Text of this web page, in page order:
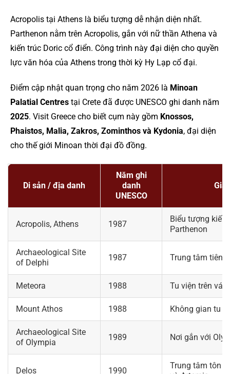
Acropolis tại Athens là biểu tượng dễ nhận diện nhất.
Parthenon nằm trên Acropolis, gắn với nữ thần Athena và
kiến trúc Doric cổ điển. Công trình này đại diện cho quyền
lực văn hóa của Athens trong thời kỳ Hy Lạp cổ đại.
Điểm cập nhật quan trọng cho năm 2026 là Minoan
Palatial Centres tại Crete đã được UNESCO ghi danh năm
2025. Visit Greece cho biết cụm này gồm Knossos,
Phaistos, Malia, Zakros, Zominthos và Kydonia, đại diện
cho thế giới Minoan thời đại đồ đồng.
Di sản / địa danh
Năm ghi
danh
UNESCO
Giá
Acropolis, Athens 1987
Biểu tượng kiến
Parthenon
Archaeological Site
of Delphi
1987 Trung tâm tiên
Meteora 1988 Tu viện trên
Mount Athos 1988 Không gian tu
Archaeological Site
of Olympia
1989 Nơi gắn với
Delos 1990
Trung tâm tôn